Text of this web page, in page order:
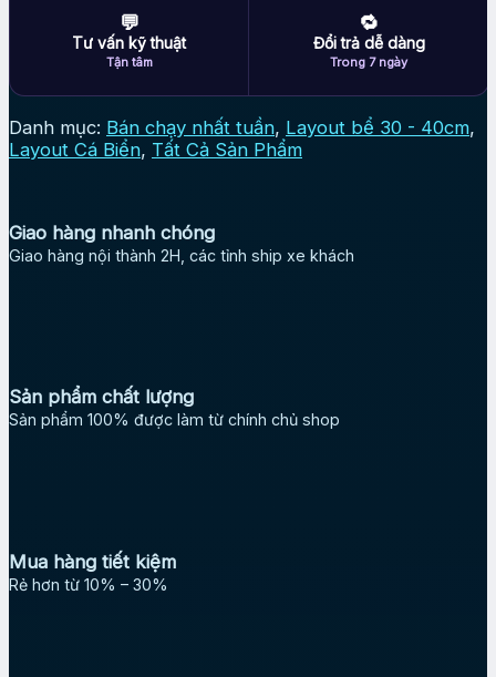
💬
Tư vấn kỹ thuật
Tận tâm
🔁
Đổi trả dễ dàng
Trong 7 ngày
Danh mục: Bán chạy nhất tuần, Layout bể 30 - 40cm,
Layout Cá Biển, Tất Cả Sản Phẩm
Giao hàng nhanh chóng
Giao hàng nội thành 2H, các tỉnh ship xe khách
Sản phẩm chất lượng
Sản phẩm 100% được làm từ chính chủ shop
Mua hàng tiết kiệm
Rẻ hơn từ 10% – 30%